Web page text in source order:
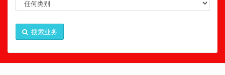
搜索业务